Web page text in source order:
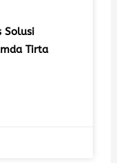
Solusi
Tirta